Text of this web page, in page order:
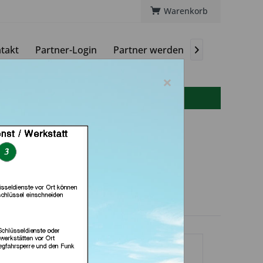
Warenkorb
Partner-Login Partner werden 
Bernd
(in Göttingen)
×